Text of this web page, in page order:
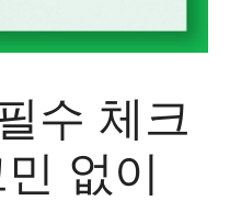
수 체크
없이